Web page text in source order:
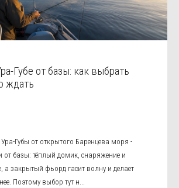
Губе от базы: как выбрать
ждать
Ура-Губы от открытого Баренцева моря -
базы: тёплый домик, снаряжение и
а закрытый фьорд гасит волну и делает
Поэтому выбор тут н...